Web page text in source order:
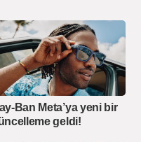
Ban Meta’ya yeni bir
geldi!